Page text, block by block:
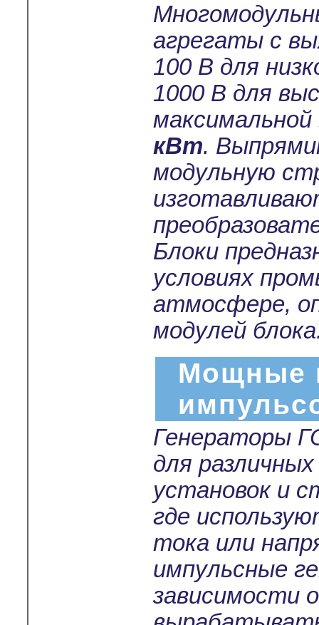
агрегаты с
100 В для
1000 В для
кВт.
модульную
Блоки
условиях
атмосфере,
модулей
Мощные
Генераторы
для
установок и
где
тока или
импульсные
зависимости